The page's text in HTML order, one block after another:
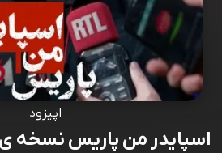
اپیزود
اسپایدر من پاریس نسخه